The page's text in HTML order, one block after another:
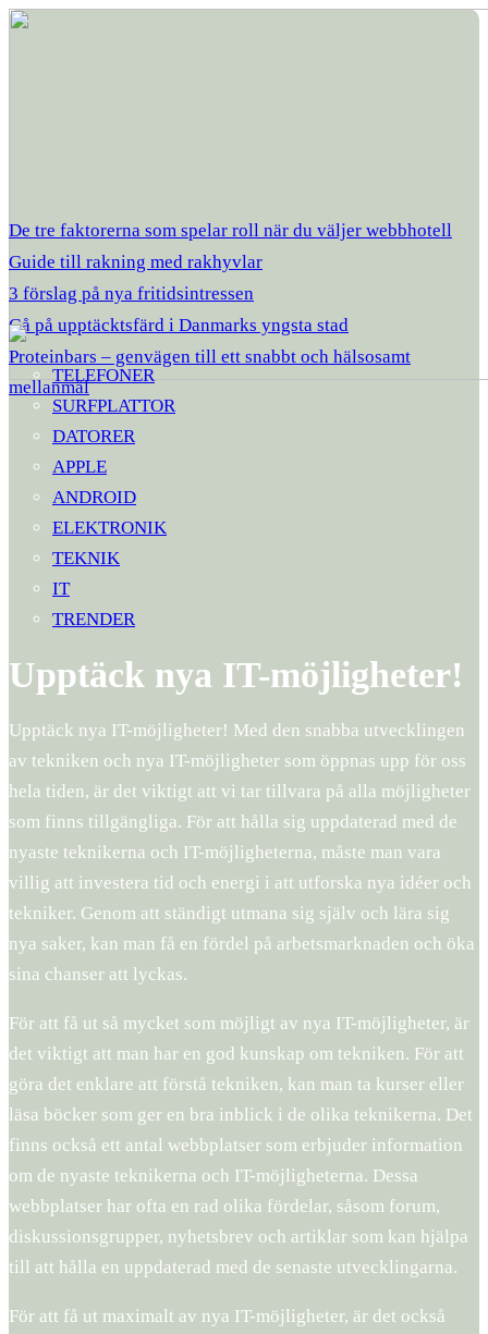
De tre faktorerna som spelar roll när du väljer webbhotell
Guide till rakning med rakhyvlar
3 förslag på nya fritidsintressen
Gå på upptäcktsfärd i Danmarks yngsta stad
Proteinbars – genvägen till ett snabbt och hälsosamt
mellanmål
TELEFONER
SURFPLATTOR
DATORER
APPLE
ANDROID
ELEKTRONIK
TEKNIK
IT
TRENDER
Upptäck nya IT-möjligheter!
Upptäck nya IT-möjligheter! Med den snabba utvecklingen
av tekniken och nya IT-möjligheter som öppnas upp för oss
hela tiden, är det viktigt att vi tar tillvara på alla möjligheter
som finns tillgängliga. För att hålla sig uppdaterad med de
nyaste teknikerna och IT-möjligheterna, måste man vara
villig att investera tid och energi i att utforska nya idéer och
tekniker. Genom att ständigt utmana sig själv och lära sig
nya saker, kan man få en fördel på arbetsmarknaden och öka
sina chanser att lyckas.
För att få ut så mycket som möjligt av nya IT-möjligheter, är
det viktigt att man har en god kunskap om tekniken. För att
göra det enklare att förstå tekniken, kan man ta kurser eller
läsa böcker som ger en bra inblick i de olika teknikerna. Det
finns också ett antal webbplatser som erbjuder information
om de nyaste teknikerna och IT-möjligheterna. Dessa
webbplatser har ofta en rad olika fördelar, såsom forum,
diskussionsgrupper, nyhetsbrev och artiklar som kan hjälpa
till att hålla en uppdaterad med de senaste utvecklingarna.
För att få ut maximalt av nya IT-möjligheter, är det också